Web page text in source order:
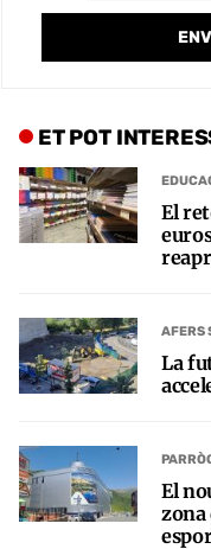
ET POT
El
AFERS
La
El
zona